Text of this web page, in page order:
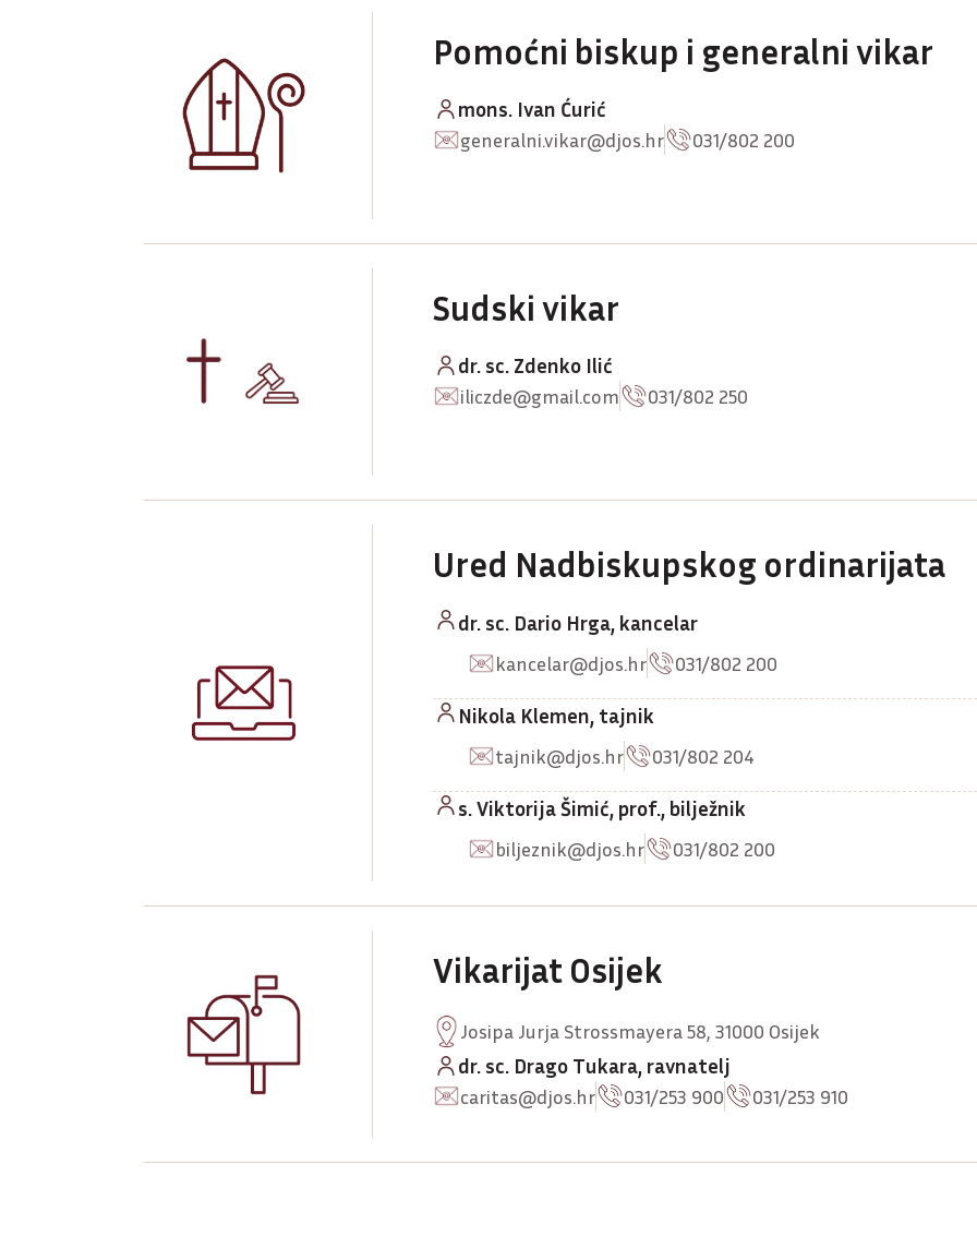
Pomoćni biskup i generalni vikar
mons. Ivan Ćurić
generalni.vikar@djos.hr 031/802 200
Sudski vikar
dr. sc. Zdenko Ilić
iliczde@gmail.com 031/802 250
Ured Nadbiskupskog ordinarijata
dr. sc. Dario Hrga, kancelar
kancelar@djos.hr 031/802 200
Nikola Klemen, tajnik
tajnik@djos.hr 031/802 204
s. Viktorija Šimić, prof., bilježnik
biljeznik@djos.hr 031/802 200
Vikarijat Osijek
Josipa Jurja Strossmayera 58, 31000 Osijek
dr. sc. Drago Tukara, ravnatelj
caritas@djos.hr 031/253 900 031/253 910